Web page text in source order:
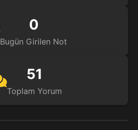
0
Bugün Girilen Not
51
Toplam Yorum